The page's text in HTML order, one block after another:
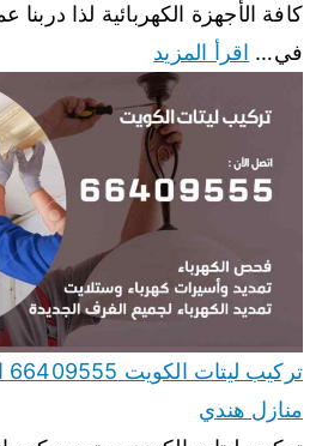
كافة الأجهزة الكهربائية لذا دربنا
في… اقرأ المزيد
منازل هندي